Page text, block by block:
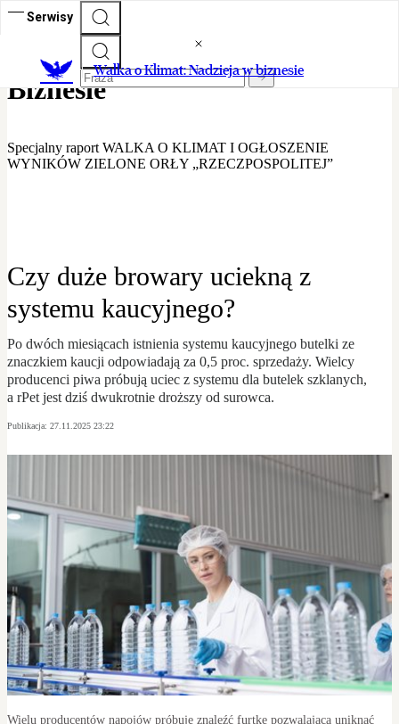
Serwisy
Walka o Klimat: Nadzieja w biznesie
Walka o Klimat - Nadzieja w
Biznesie
Specjalny raport WALKA O KLIMAT I OGŁOSZENIE
WYNIKÓW ZIELONE ORŁY „RZECZPOSPOLITEJ”
Czy duże browary uciekną z
systemu kaucyjnego?
Po dwóch miesiącach istnienia systemu kaucyjnego butelki ze
znaczkiem kaucji odpowiadają za 0,5 proc. sprzedaży. Wielcy
producenci piwa próbują uciec z systemu dla butelek szklanych,
a rPet jest dziś dwukrotnie droższy od surowca.
Publikacja: 27.11.2025 23:22
Wielu producentów napojów próbuje znaleźć furtkę pozwalającą uniknąć